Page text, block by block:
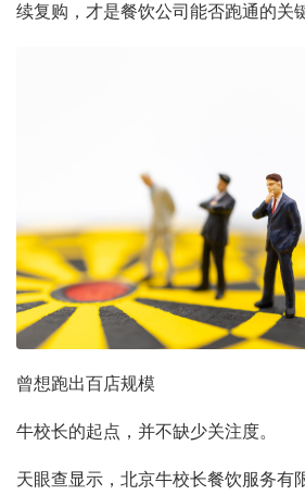
续复购，才是餐饮公司能否跑通的关
曾想跑出百店规模
牛校长的起点，并不缺少关注度。
天眼查显示，北京牛校长餐饮服务有